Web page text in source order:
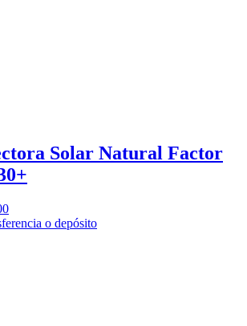
Solar Natural Factor
o depósito